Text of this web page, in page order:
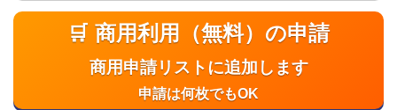
🛒 商用利用（無料）の申請
商用申請リストに追加します
申請は何枚でもOK